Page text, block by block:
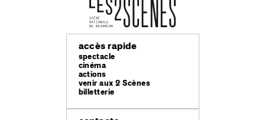
accès rapide
spectacle
cinéma
actions
venir aux 2 Scènes
billetterie